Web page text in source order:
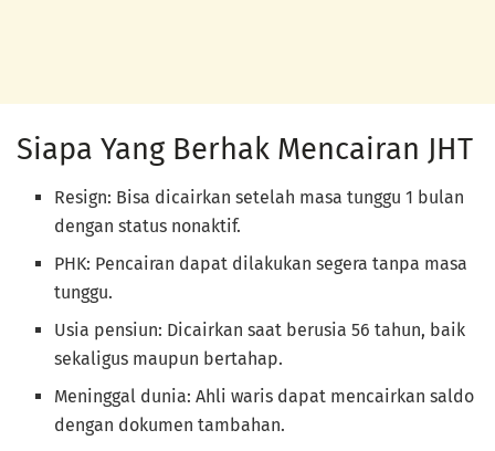
Siapa Yang Berhak Mencairan JHT
Resign: Bisa dicairkan setelah masa tunggu 1 bulan
dengan status nonaktif.
PHK: Pencairan dapat dilakukan segera tanpa masa
tunggu.
Usia pensiun: Dicairkan saat berusia 56 tahun, baik
sekaligus maupun bertahap.
Meninggal dunia: Ahli waris dapat mencairkan saldo
dengan dokumen tambahan.